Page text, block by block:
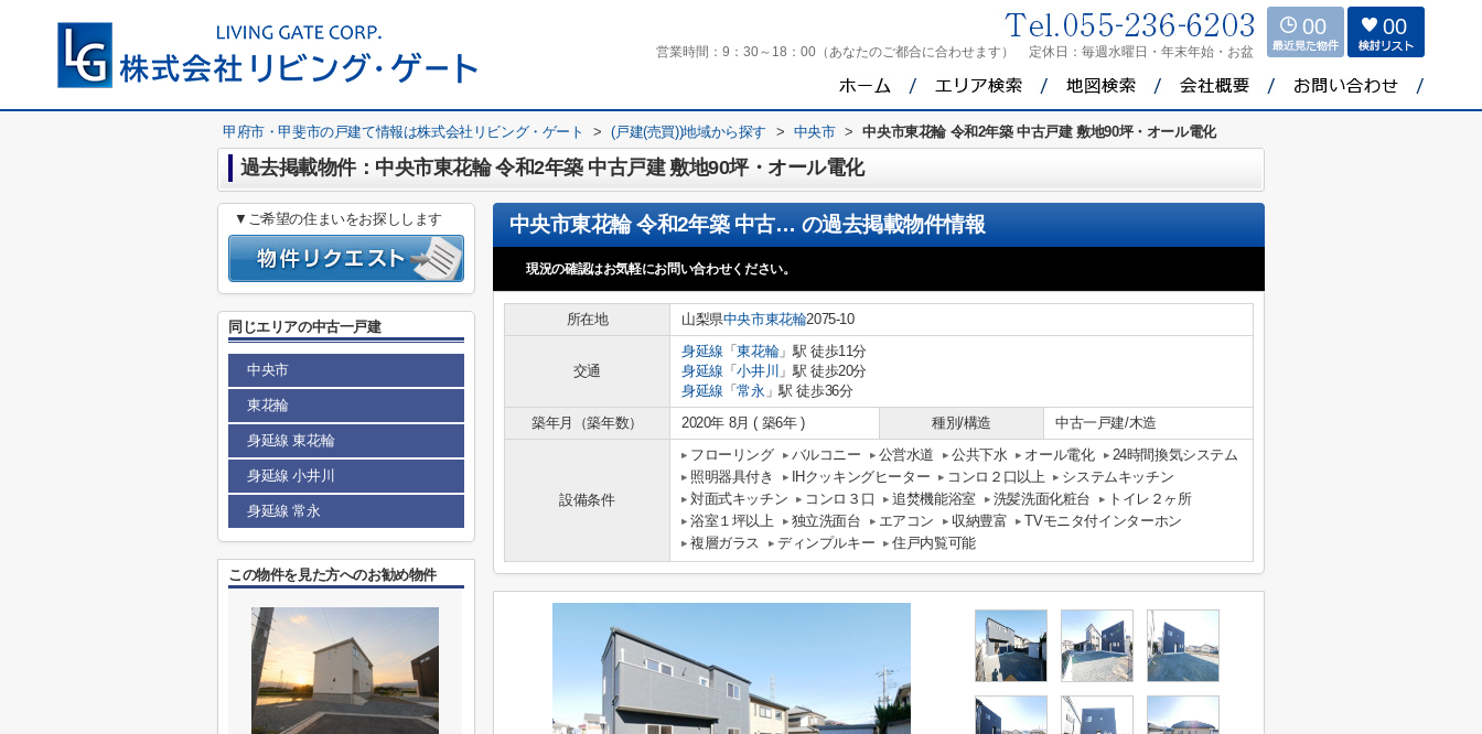
営業時間： 9：30～18：00（あなたのご都合に合わせます） 定休日： 毎週水曜日・年末年始・お盆
00 00
甲府市・甲斐市の戸建て情報は株式会社リビング・ゲート > (戸建(売買))地域から探す > 中央市 > 中央市東花輪 令和2年築 中古戸建 敷地90坪・オール電化
過去掲載物件：中央市東花輪 令和2年築 中古戸建 敷地90坪・オール電化
中央市東花輪 令和2年築 中古戸建 敷地90坪・オール電化 の過去掲載物件情報
現況の確認はお気軽にお問い合わせください。
所在地 山梨県中央市東花輪2075-10
交通
身延線 「東花輪」駅 徒歩11分
身延線 「小井川 」駅 徒歩20分
身延線 「常永 」駅 徒歩36分
築年月（築年数）
2020年 8月 ( 築6年 ) 種別/構造 中古一戸建/木造
設備条件
フローリング バルコニー 公営水道 公共下水 オール電化
24時間換気システム
照明器具付き
IHクッキングヒーター コンロ２口以上
システムキッチン
対面式キッチン
コンロ３口 追焚機能浴室 洗髪洗面化粧台
トイレ２ヶ所
浴室１坪以上
独立洗面台 エアコン 収納豊富
TVモニタ付インターホン
複層ガラス
ディンプルキー 住戸内覧可能
▼ご希望の住まいをお探しします
同じエリアの中古一戸建
中央市
東花輪
身延線 東花輪
身延線 小井川
身延線 常永
この物件を見た方へのお勧め物件